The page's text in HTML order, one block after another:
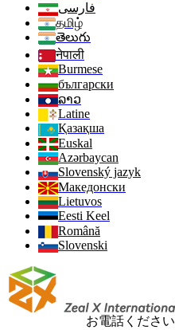
فارسی
தமிழ்
తెలుగు
नेपाली
Burmese
български
ລາວ
Latine
Қазақша
Euskal
Azərbaycan
Slovenský jazyk
Македонски
Lietuvos
Eesti Keel
Română
Slovenski
お電話ください